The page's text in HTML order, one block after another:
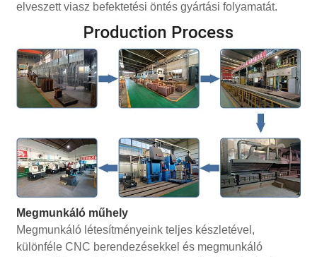
elveszett viasz befektetési öntés gyártási folyamatát.
Megmunkáló műhely
Megmunkáló létesítményeink teljes készletével,
különféle CNC berendezésekkel és megmunkáló